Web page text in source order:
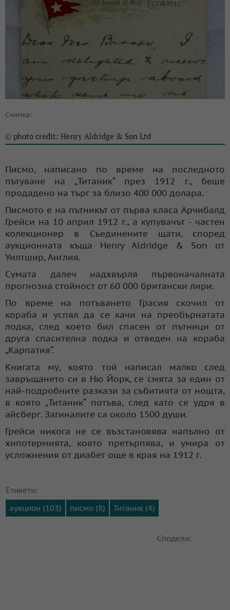
Снимка:
© photo credit: Henry Aldridge & Son Ltd
Писмо, написано по време на последното
пътуване на „Титаник“ през 1912 г., беше
продадено на търг за близо 400 000 долара.
Писмото е на пътникът от първа класа Арчибалд
Грейси на 10 април 1912 г., а купувачът - частен
колекционер в Съединените щати, според
аукционната къща Henry Aldridge & Son от
Уилтшир, Англия.
Сумата далеч надхвърля първоначалната
прогнозна стойност от 60 000 британски лири.
По време на потъването Грасия скочил от
кораба и успял да се качи на преобърнатата
лодка, след което бил спасен от пътници от
друга спасителна лодка и отведен на кораба
„Карпатия“.
Книгата му, която той написал малко след
завръщането си в Ню Йорк, се смята за един от
най-подробните разкази за събитията от нощта,
в която „Титаник“ потъва, след като се удря в
айсберг. Загиналите са около 1500 души.
Грейси никога не се възстановява напълно от
хипотермията, която претърпява, и умира от
усложнения от диабет още в края на 1912 г.
Етикети:
аукцион (103)
писмо (8) Титаник (4)
Сподели: